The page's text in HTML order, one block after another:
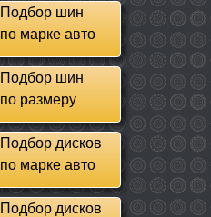
Подбор шин
по марке авто
Подбор шин
по размеру
Подбор дисков
по марке авто
Подбор дисков